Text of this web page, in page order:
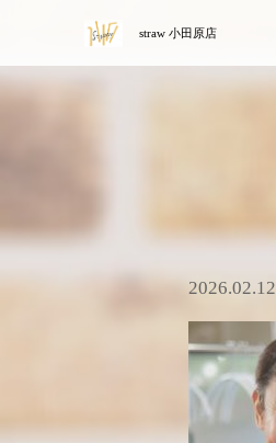
straw 小田原店
2026.02.12